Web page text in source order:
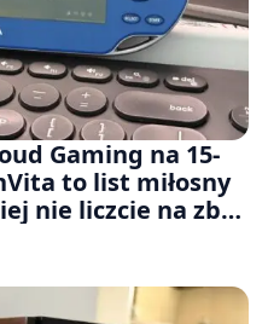
Gaming na 15-
to list miłosny
nie liczcie na zbyt